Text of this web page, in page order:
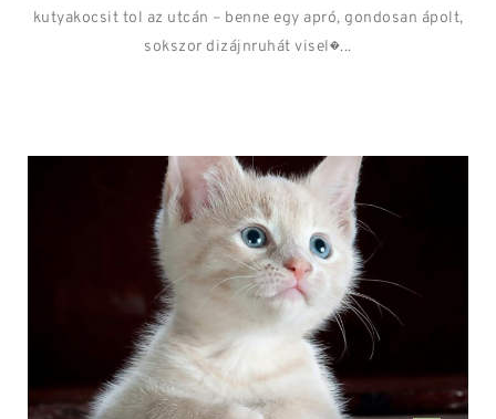
kutyakocsit tol az utcán – benne egy apró, gondosan ápolt,
sokszor dizájnruhát visel�...